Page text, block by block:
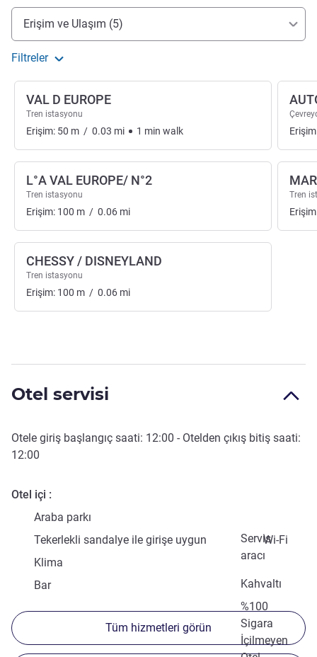
Erişim ve ulaşım
Erişim ve Ulaşım (5)
Filtreler
VAL D EUROPE
Tren istasyonu
Erişim: 50 m / 0.03 mi 1 min walk
L°A VAL EUROPE/ N°2
Tren istasyonu
Erişim: 100 m / 0.06 mi
CHESSY / DISNEYLAND
Tren istasyonu
Erişim: 100 m / 0.06 mi
Tren
Otel servisi
Otele giriş başlangıç saati: 12:00 - Otelden çıkış bitiş saati:
12:00
Otel içi
Araba parkı
Servis
aracı
Tekerlekli sandalye ile girişe uygun
Wi-Fi
Klima
Kahvaltı
Bar
%100
Sigara
İçilmeyen
Tüm hizmetleri görün